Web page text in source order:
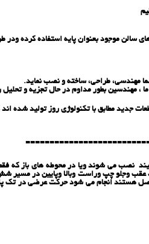
سالن موجود بعنوان پایه استفاده كرده
مهندسی، طراحی، ساخته و نصب نماید.
بطور مداوم در حال تجزیه و تحلیل
جدید مطابق با تکنولوژی روز تولید شده
نصب می شوند ویا در محوطه های باز كه
وجلو چپ وراست وبالا وپایین در مسیر
هستند انجام می شود حركت عرضی در تك پل